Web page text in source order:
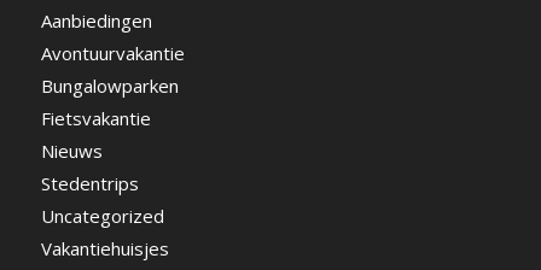
Aanbiedingen
Avontuurvakantie
Bungalowparken
Fietsvakantie
Nieuws
Stedentrips
Uncategorized
Vakantiehuisjes